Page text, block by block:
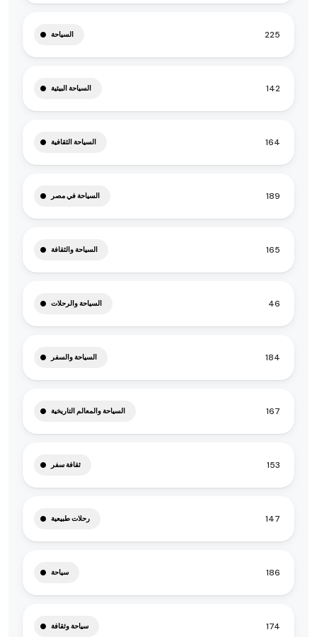
السياحة 225
السياحة البيئية 142
السياحة الثقافية 164
السياحة في مصر 189
السياحة والثقافة 165
السياحة والرحلات 46
السياحة والسفر 184
السياحة والمعالم التاريخية 167
ثقافة سفر 153
رحلات طبيعية 147
سياحة 186
سياحة وثقافة 174